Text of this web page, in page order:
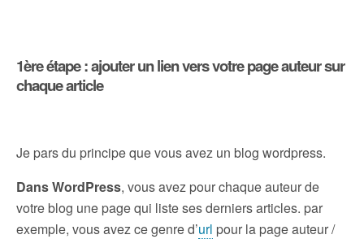
1ère étape : ajouter un lien vers votre page auteur sur
chaque article
Je pars du principe que vous avez un blog wordpress.
Dans WordPress, vous avez pour chaque auteur de
votre blog une page qui liste ses derniers articles. par
exemple, vous avez ce genre d’url pour la page auteur /